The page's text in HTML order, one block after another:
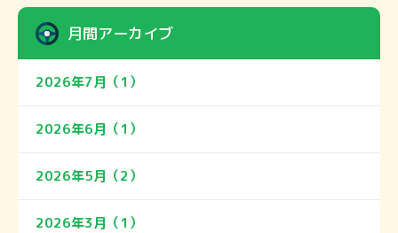
月間アーカイブ
2026年7月（1）
2026年6月（1）
2026年5月（2）
2026年3月（1）